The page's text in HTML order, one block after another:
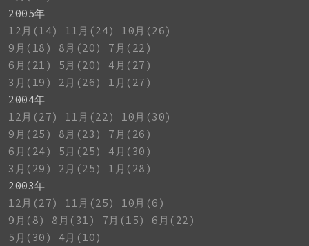
2005年
12月(14)
11月(24)
10月(26)
9月(18)
8月(20)
7月(22)
6月(21)
5月(20)
4月(27)
3月(19)
2月(26)
1月(27)
2004年
12月(27)
11月(22)
10月(30)
9月(25)
8月(23)
7月(26)
6月(24)
5月(25)
4月(30)
3月(29)
2月(25)
1月(28)
2003年
12月(27)
11月(25)
10月(6)
9月(8)
8月(31) 7月(15)
6月(22)
5月(30)
4月(10)